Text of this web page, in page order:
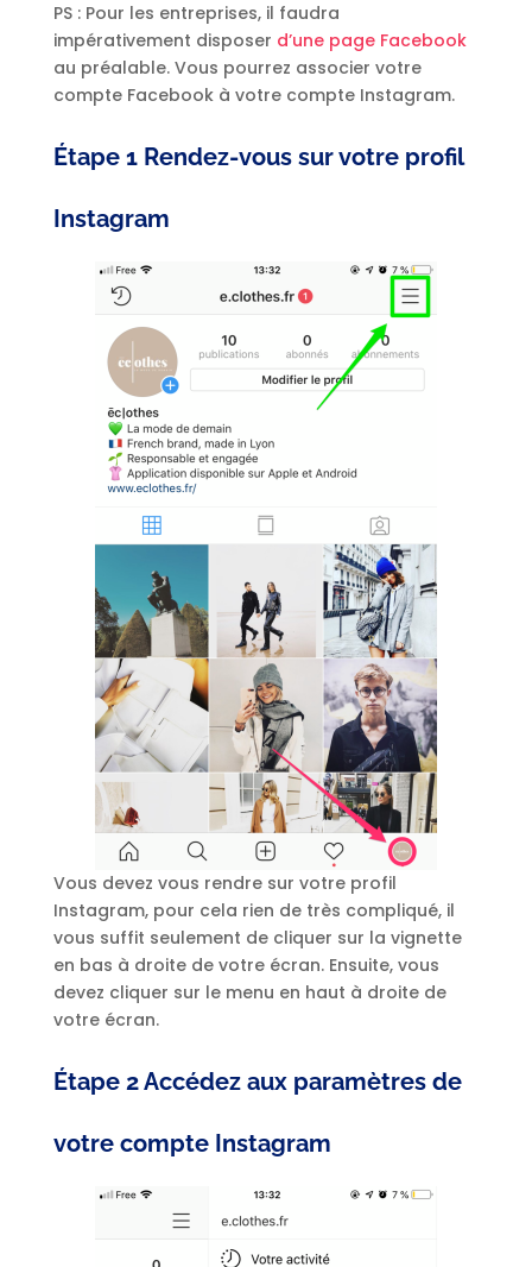
PS : Pour les entreprises, il faudra
impérativement disposer d’une page Facebook
au préalable. Vous pourrez associer votre
compte Facebook à votre compte Instagram.
Étape 1 Rendez-vous sur votre profil
Instagram
Vous devez vous rendre sur votre profil
Instagram, pour cela rien de très compliqué, il
vous suffit seulement de cliquer sur la vignette
en bas à droite de votre écran. Ensuite, vous
devez cliquer sur le menu en haut à droite de
votre écran.
Étape 2 Accédez aux paramètres de
votre compte Instagram